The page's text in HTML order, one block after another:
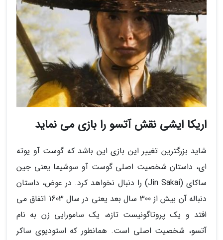
اریکا ایشی نقش آتسو را بازی می نماید
شاید بزرگترین تغییر این بازی این باشد که گوست آو یوته
ای، داستان شخصیت اصلی گوست آو سوشیما یعنی جین
ساکای (Jin Sakai) را دنبال نخواهد کرد. در عوض، داستان
دنباله آن بیش از 300 سال بعد یعنی در سال 1603 اتفاق می
افتد و یک پروتاگونیست تازه، یک سامورایی زن به نام
آتسو، شخصیت اصلی است. همانطور که استودیوی ساکر